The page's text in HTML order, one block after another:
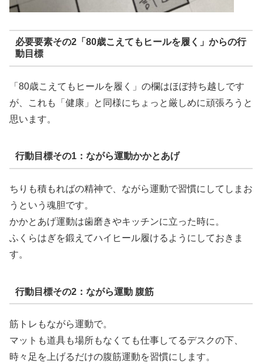
必要要素その2「80歳こえてもヒールを履く」からの行
動目標
「80歳こえてもヒールを履く」の欄はほぼ持ち越しです
が、これも「健康」と同様にちょっと厳しめに頑張ろうと
思います。
行動目標その1：ながら運動かかとあげ
ちりも積もればの精神で、ながら運動で習慣にしてしまお
うという魂胆です。
かかとあげ運動は歯磨きやキッチンに立った時に。
ふくらはぎを鍛えてハイヒール履けるようにしておきま
す。
行動目標その2：ながら運動 腹筋
筋トレもながら運動で。
マットも道具も場所もなくても仕事してるデスクの下、
時々足を上げるだけの腹筋運動を習慣にします。